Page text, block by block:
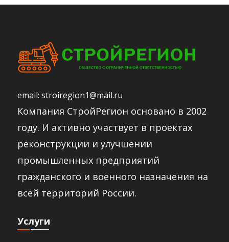
email: stroiregion1@mail.ru
Компания СтройРегион основано в 2002
году. И активно участвует в проектах
реконструкции и улучшении
промышленных предприятий
гражданского и военного назначения на
всей территорий России.​
Услуги